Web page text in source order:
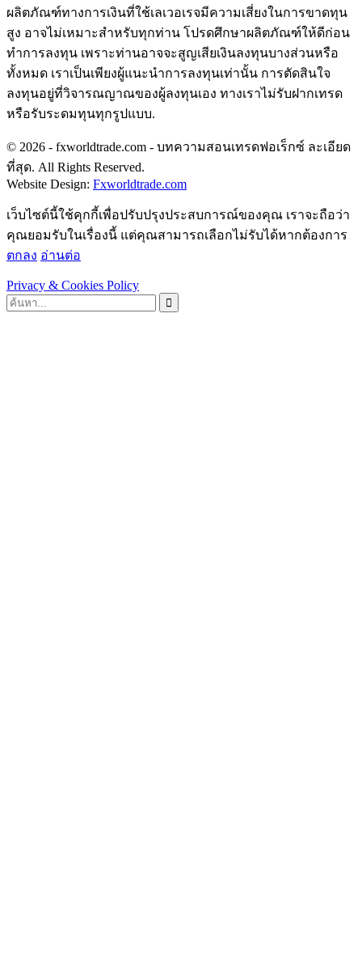
ผลิตภัณฑ์ทางการเงินที่ใช้เลเวอเรจมีความเสี่ยงในการขาดทุน
สูง อาจไม่เหมาะสำหรับทุกท่าน โปรดศึกษาผลิตภัณฑ์ให้ดีก่อน
ทำการลงทุน เพราะท่านอาจจะสูญเสียเงินลงทุนบางส่วนหรือ
ทั้งหมด เราเป็นเพียงผู้แนะนำการลงทุนเท่านั้น การตัดสินใจ
ลงทุนอยู่ที่วิจารณญาณของผู้ลงทุนเอง ทางเราไม่รับฝากเทรด
หรือรับระดมทุนทุกรูปแบบ.
© 2026 - fxworldtrade.com - บทความสอนเทรดฟอเร็กซ์ ละเอียด
ที่สุด. All Rights Reserved.
Website Design: Fxworldtrade.com
เว็บไซต์นี้ใช้คุกกี้เพื่อปรับปรุงประสบการณ์ของคุณ เราจะถือว่า
คุณยอมรับในเรื่องนี้ แต่คุณสามารถเลือกไม่รับได้หากต้องการ
ตกลง อ่านต่อ
Privacy & Cookies Policy